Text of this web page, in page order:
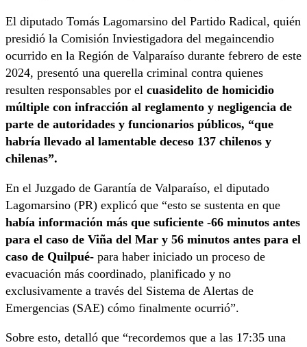
El diputado Tomás Lagomarsino del Partido Radical, quién
presidió la Comisión Inviestigadora del megaincendio
ocurrido en la Región de Valparaíso durante febrero de este
2024, presentó una querella criminal contra quienes
resulten responsables por el cuasidelito de homicidio
múltiple con infracción al reglamento y negligencia de
parte de autoridades y funcionarios públicos, “que
habría llevado al lamentable deceso 137 chilenos y
chilenas”.
En el Juzgado de Garantía de Valparaíso, el diputado
Lagomarsino (PR) explicó que “esto se sustenta en que
había información más que suficiente -66 minutos antes
para el caso de Viña del Mar y 56 minutos antes para el
caso de Quilpué- para haber iniciado un proceso de
evacuación más coordinado, planificado y no
exclusivamente a través del Sistema de Alertas de
Emergencias (SAE) cómo finalmente ocurrió”.
Sobre esto, detalló que “recordemos que a las 17:35 una